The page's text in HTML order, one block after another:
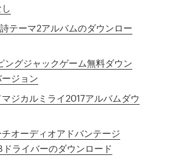
テーマ2アルバムのダウンロー
ングジャックゲーム無料ダウン
ジョン
ジカルミライ2017アルバムダウ
オーディオアドバンテージ
ライバーのダウンロード